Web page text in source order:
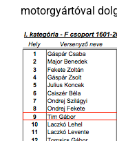
motorgyártóval